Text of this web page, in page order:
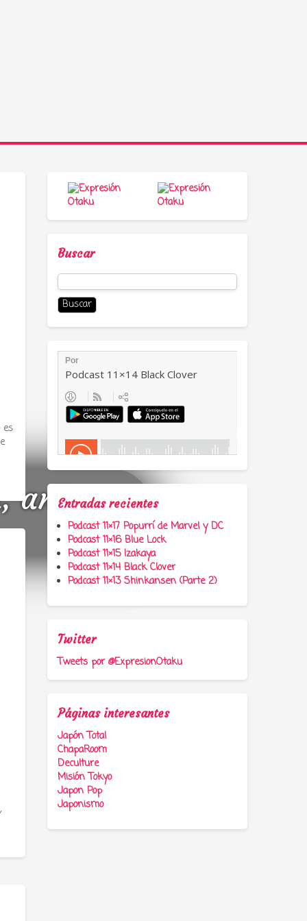
anime y
es
Buscar
Buscar:
Entradas recientes
Podcast 11×17 Popurrí de Marvel y DC
Podcast 11×16 Blue Lock
Podcast 11×15 Izakaya
Podcast 11×14 Black Clover
Podcast 11×13 Shinkansen (Parte 2)
Twitter
Tweets por @ExpresionOtaku
Páginas interesantes
Japón Total
ChapaRoom
Deculture
Misión Tokyo
Japon Pop
Japonismo